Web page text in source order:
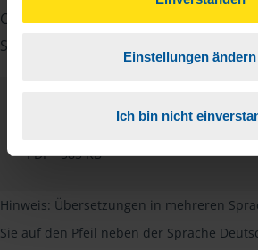
unserer
Einstellungen ändern
Ich bin nicht
Checkliste für Arbeitnehmer, Beamte,
Studenten sowie Rentner zur
PDF - 585 KB
Hinweis: Übersetzungen in mehreren
Sie auf den Pfeil neben der Sprache